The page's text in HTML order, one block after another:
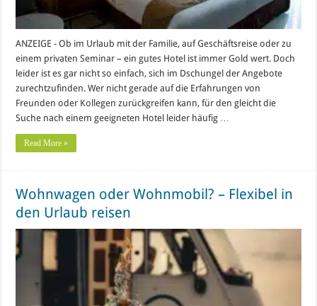
ANZEIGE - Ob im Urlaub mit der Familie, auf Geschäftsreise oder zu
einem privaten Seminar – ein gutes Hotel ist immer Gold wert. Doch
leider ist es gar nicht so einfach, sich im Dschungel der Angebote
zurechtzufinden. Wer nicht gerade auf die Erfahrungen von
Freunden oder Kollegen zurückgreifen kann, für den gleicht die
Suche nach einem geeigneten Hotel leider häufig …
Read More »
Wohnwagen oder Wohnmobil? – Flexibel in
den Urlaub reisen